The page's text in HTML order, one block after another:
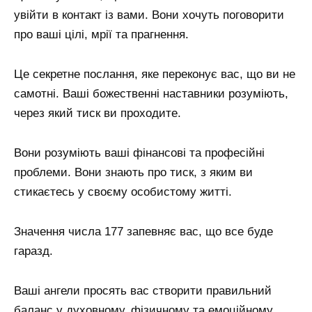
увійти в контакт із вами. Вони хочуть поговорити
про ваші цілі, мрії та прагнення.
Це секретне послання, яке переконує вас, що ви не
самотні. Ваші божественні наставники розуміють,
через який тиск ви проходите.
Вони розуміють ваші фінансові та професійні
проблеми. Вони знають про тиск, з яким ви
стикаєтесь у своєму особистому житті.
Значення числа 177 запевняє вас, що все буде
гаразд.
Ваші ангели просять вас створити правильний